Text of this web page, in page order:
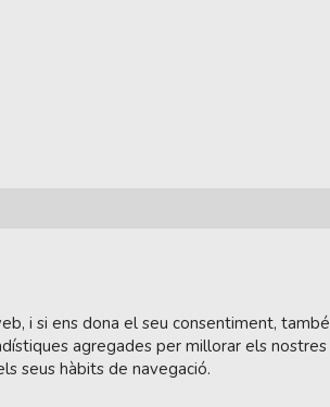
i si ens dona el seu consentiment, també
agregades per millorar els nostres
seus hàbits de navegació.